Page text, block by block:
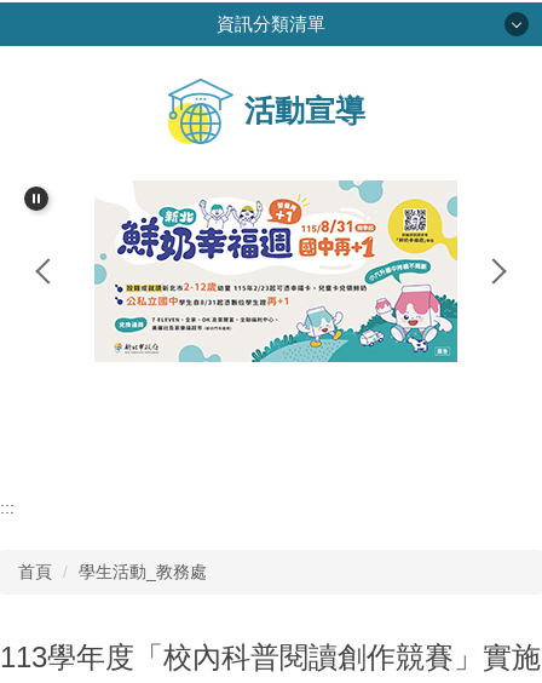
資訊分類清單
網路資源
活動宣導
:::
首頁 學生活動_教務處
113學年度「校內科普閱讀創作競賽」實施